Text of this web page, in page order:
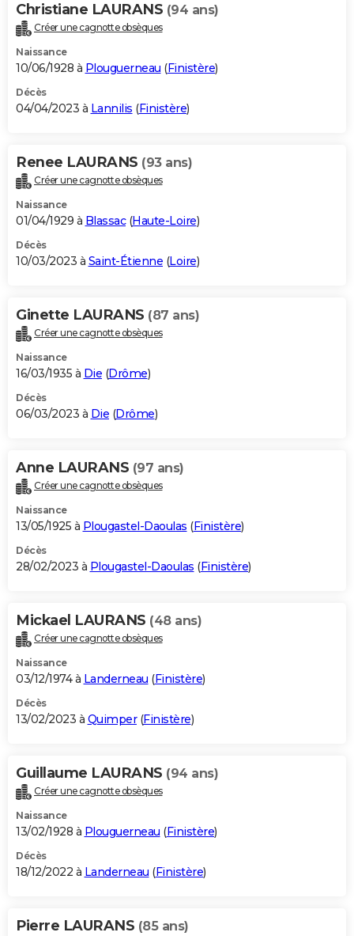
Christiane LAURANS (94 ans)
Créer une cagnotte obsèques
Naissance
10/06/1928 à Plouguerneau (Finistère)
Décès
04/04/2023 à Lannilis (Finistère)
Renee LAURANS (93 ans)
Créer une cagnotte obsèques
Naissance
01/04/1929 à Blassac(Haute-Loire)
Décès
10/03/2023 à Saint-Étienne (Loire)
Ginette LAURANS (87 ans)
Créer une cagnotte obsèques
Naissance
16/03/1935 à Die (Drôme)
Décès
06/03/2023 à Die (Drôme)
Anne LAURANS (97 ans)
Créer une cagnotte obsèques
Naissance
13/05/1925 à Plougastel-Daoulas (Finistère)
Décès
28/02/2023 à Plougastel-Daoulas (Finistère)
Mickael LAURANS (48 ans)
Créer une cagnotte obsèques
Naissance
03/12/1974 à Landerneau (Finistère)
Décès
13/02/2023 à Quimper(Finistère)
Guillaume LAURANS (94 ans)
Créer une cagnotte obsèques
Naissance
13/02/1928 à Plouguerneau (Finistère)
Décès
18/12/2022 à Landerneau (Finistère)
Pierre LAURANS (85 ans)